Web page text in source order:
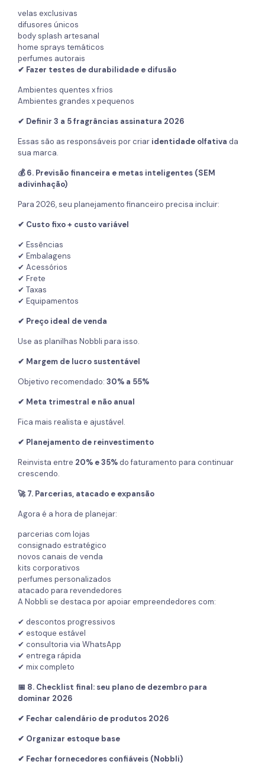
velas exclusivas
difusores únicos
body splash artesanal
home sprays temáticos
perfumes autorais
✔ Fazer testes de durabilidade e difusão
Ambientes quentes x frios
Ambientes grandes x pequenos
✔ Definir 3 a 5 fragrâncias assinatura 2026
Essas são as responsáveis por criar identidade olfativa da
sua marca.
💰 6. Previsão financeira e metas inteligentes (SEM
adivinhação)
Para 2026, seu planejamento financeiro precisa incluir:
✔ Custo fixo + custo variável
✔ Essências
✔ Embalagens
✔ Acessórios
✔ Frete
✔ Taxas
✔ Equipamentos
✔ Preço ideal de venda
Use as planilhas Nobbli para isso.
✔ Margem de lucro sustentável
Objetivo recomendado: 30% a 55%
✔ Meta trimestral e não anual
Fica mais realista e ajustável.
✔ Planejamento de reinvestimento
Reinvista entre 20% e 35%do faturamento para continuar
crescendo.
🚀 7. Parcerias, atacado e expansão
Agora é a hora de planejar:
parcerias com lojas
consignado estratégico
novos canais de venda
kits corporativos
perfumes personalizados
atacado para revendedores
A Nobbli se destaca por apoiar empreendedores com:
✔ descontos progressivos
✔ estoque estável
✔ consultoria via WhatsApp
✔ entrega rápida
✔ mix completo
📅 8. Checklist final: seu plano de dezembro para
dominar 2026
✔ Fechar calendário de produtos 2026
✔ Organizar estoque base
✔ Fechar fornecedores confiáveis (Nobbli)